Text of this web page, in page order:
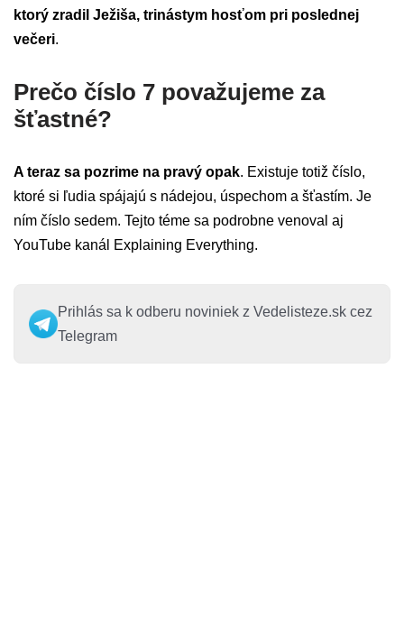
ktorý zradil Ježiša, trinástym hosťom pri poslednej
večeri.
Prečo číslo 7 považujeme za
šťastné?
A teraz sa pozrime na pravý opak. Existuje totiž číslo,
ktoré si ľudia spájajú s nádejou, úspechom a šťastím. Je
ním číslo sedem. Tejto téme sa podrobne venoval aj
YouTube kanál Explaining Everything.
Prihlás sa k odberu noviniek z Vedelisteze.sk cez
Telegram